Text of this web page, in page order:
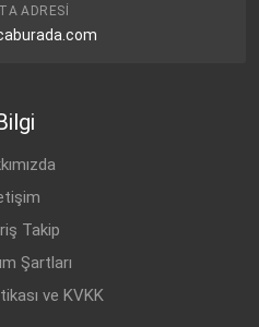
ADRESI
Takip
Şartları
ve KVKK